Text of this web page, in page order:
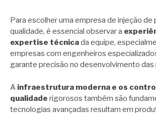
Para escolher uma empresa de injeção de
qualidade, é essencial observar a
expertise técnicada equipe,
empresas com engenheiros
garante precisão no desenvolvimento das
A infraestrutura moderna e os
qualidade rigorosos também são
tecnologias avançadas resultam em